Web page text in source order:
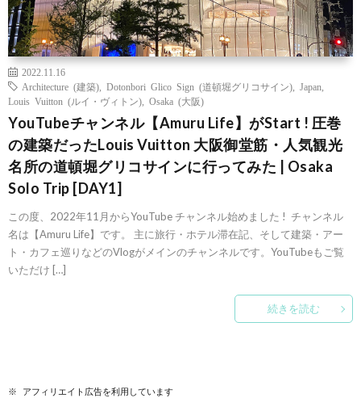
2022.11.16
Architecture (建築)
Dotonbori Glico Sign (道頓堀グリコサイン) Japan
Louis Vuitton (ルイ・ヴィトン)
Osaka (大阪)
YouTubeチャンネル【Amuru Life】がStart ! 圧巻
の建築だったLouis Vuitton 大阪御堂筋・人気観光
名所の道頓堀グリコサインに行ってみた | Osaka
Solo Trip [DAY1]
この度、2022年11月からYouTube チャンネル始めました ! チャンネル
名は【Amuru Life】です。 主に旅行・ホテル滞在記、そして建築・アー
ト・カフェ巡りなどのVlogがメインのチャンネルです。YouTubeもご覧
いただけ […]
続きを読む
※ アフィリエイト広告を利用しています